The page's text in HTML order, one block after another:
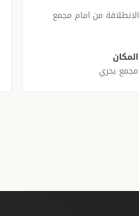
من امام مجمع
المكان
مجمع بحري